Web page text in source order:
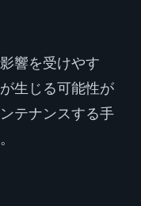
響を受けやす
生じる可能性が
テナンスする手